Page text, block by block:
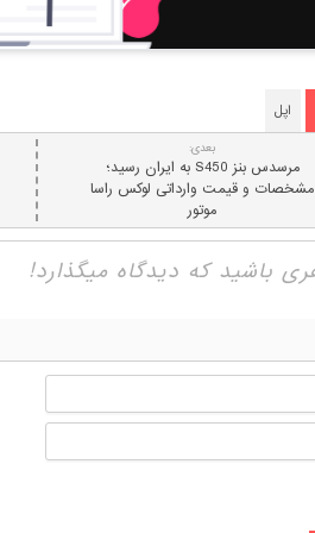
اپل
بعدی:
مرسدس‌ بنز S450 به ایران رسید؛
مشخصات و قیمت وارداتی لوکس راسا
موتور
نام
ایمیل